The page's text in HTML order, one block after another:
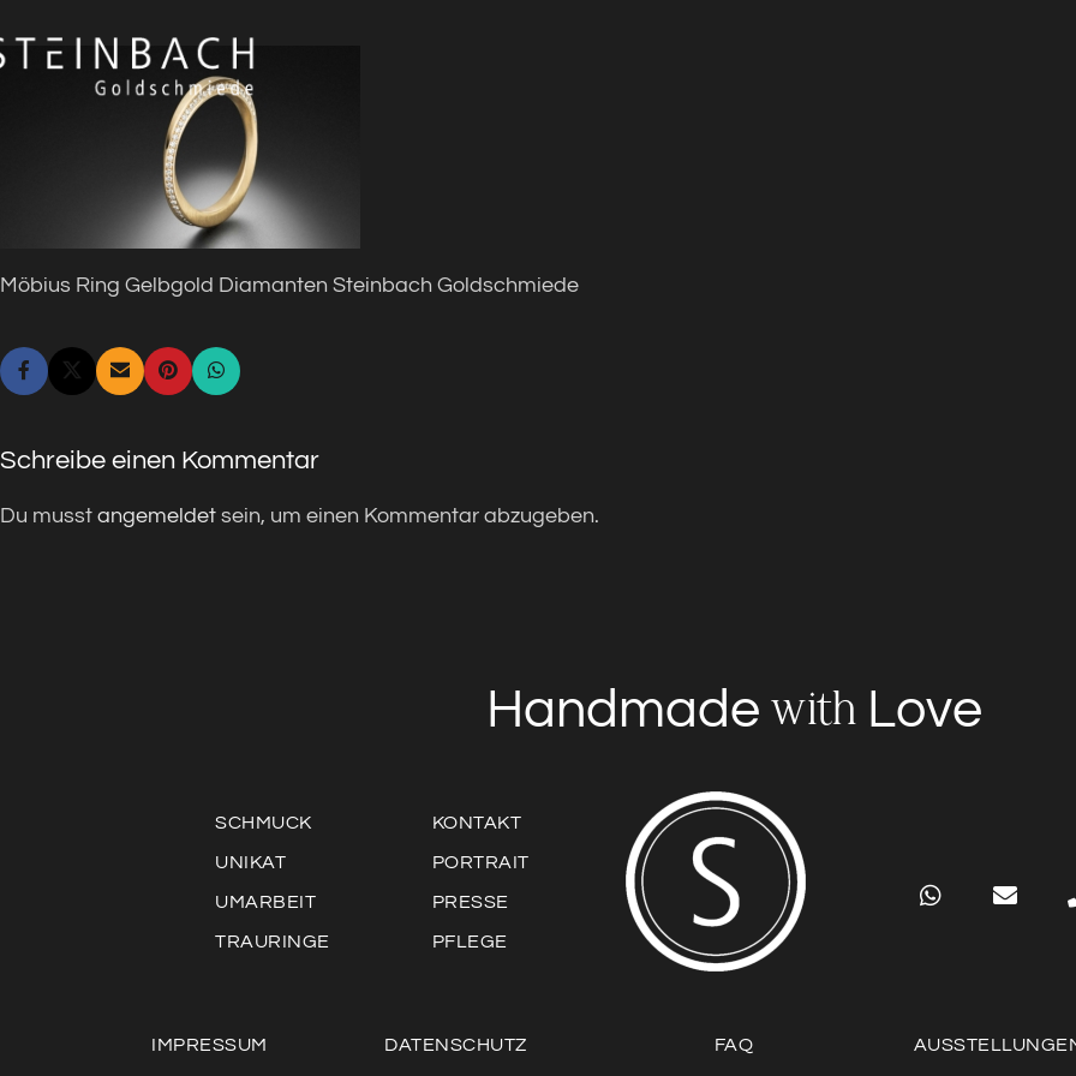
Möbius Ring Gelbgold Diamanten Steinbach Goldschmiede
Schreibe einen Kommentar
Du musst angemeldet sein, um einen Kommentar abzugeben.
Handmade with Love
SCHMUCK
UNIKAT
UMARBEIT
TRAURINGE
KONTAKT
PORTRAIT
PRESSE
PFLEGE
IMPRESSUM DATENSCHUTZ FAQ